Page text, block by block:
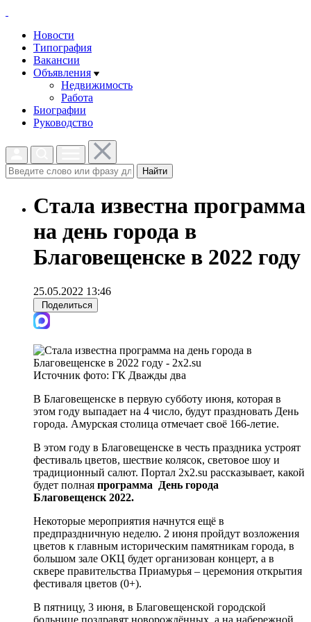
Новости
Типография
Вакансии
Объявления
Недвижимость
Работа
Биографии
Руководство
Найти
Стала известна программа
на день города в
Благовещенске в 2022 году
25.05.2022 13:46
Поделиться
Источник фото: ГК Дважды два
В Благовещенске в первую субботу июня, которая в
этом году выпадает на 4 число, будут праздновать День
города. Амурская столица отмечает своё 166-летие.
В этом году в Благовещенске в честь праздника устроят
фестиваль цветов, шествие колясок, световое шоу и
традиционный салют. Портал 2x2.su рассказывает, какой
будет полная программа День города
Благовещенск 2022.
Некоторые мероприятия начнутся ещё в
предпраздничную неделю. 2 июня пройдут возложения
цветов к главным историческим памятникам города, в
большом зале ОКЦ будет организован концерт, а в
сквере правительства Приамурья – церемония открытия
фестиваля цветов (0+).
В пятницу, 3 июня, в Благовещенской городской
больнице поздравят новорождённых, а на набережной